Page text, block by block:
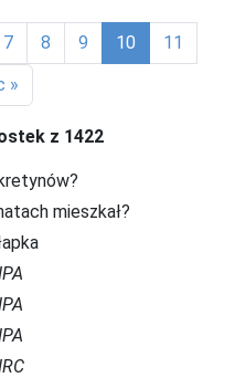
7 8 9 10
11
»
z 1422
mieszkał?